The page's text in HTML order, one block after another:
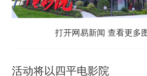
打开网易新闻 查看更多
活动将以四平电影院